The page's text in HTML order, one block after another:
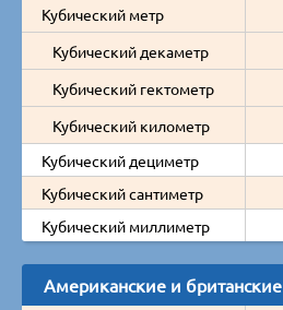
Кубический метр
Кубический декаметр
Кубический гектометр
Кубический километр
Кубический дециметр
Кубический сантиметр
Кубический миллиметр
Американские и британские